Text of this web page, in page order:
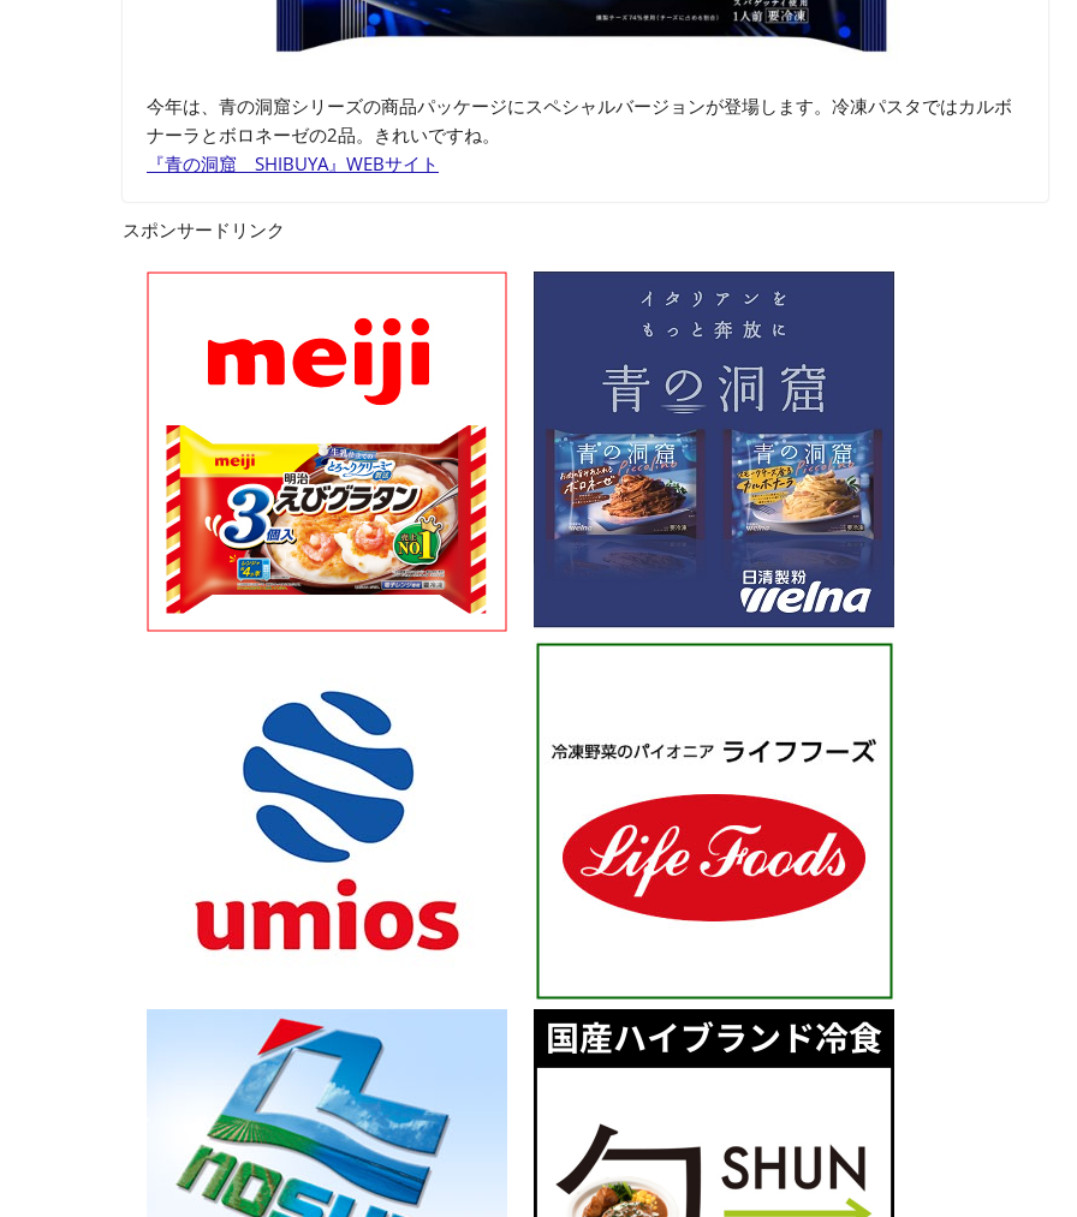
今年は、青の洞窟シリーズの商品パッケージにスペシャルバージョンが登場します。冷凍パスタではカルボ
ナーラとボロネーゼの2品。きれいですね。
『青の洞窟 SHIBUYA』WEBサイト
スポンサードリンク